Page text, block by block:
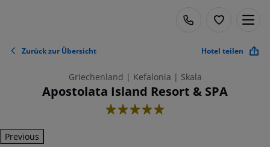
Zurück zur Übersicht Hotel teilen
Griechenland | Kefalonia | Skala
Apostolata Island Resort & SPA
5
Previous